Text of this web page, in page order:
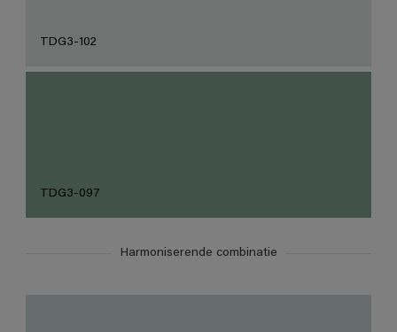
TDG3-102
TDG3-097
Harmoniserende combinatie